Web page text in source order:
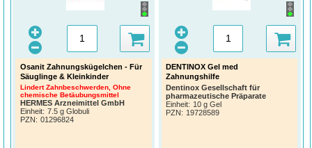
Osanit Zahnungskügelchen - Für
Säuglinge & Kleinkinder
Lindert Zahnbeschwerden, Ohne
chemische Betäubungsmittel
HERMES Arzneimittel GmbH
Einheit: 7.5 g Globuli
PZN: 01296824
DENTINOX Gel med
Zahnungshilfe
Dentinox Gesellschaft für
pharmazeutische Präparate
Einheit: 10 g Gel
PZN: 19728589